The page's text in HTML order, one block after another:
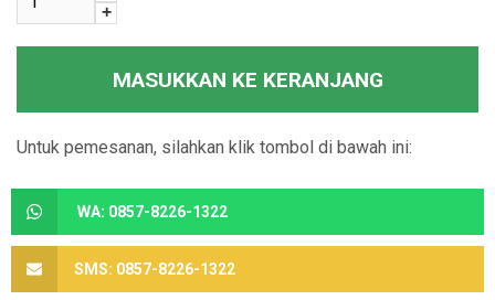
+
MASUKKAN KE KERANJANG
Untuk pemesanan, silahkan klik tombol di bawah ini:
WA: 0857-8226-1322
SMS: 0857-8226-1322